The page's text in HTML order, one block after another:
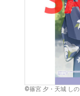
©篠宮 夕・天城 しの